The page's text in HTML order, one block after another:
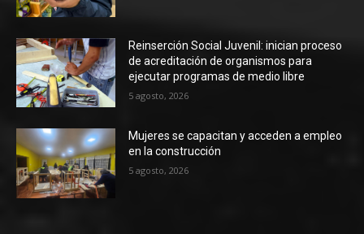
Reinserción Social Juvenil: inician proceso
de acreditación de organismos para
ejecutar programas de medio libre
5 agosto, 2026
Mujeres se capacitan y acceden a empleo
en la construcción
5 agosto, 2026